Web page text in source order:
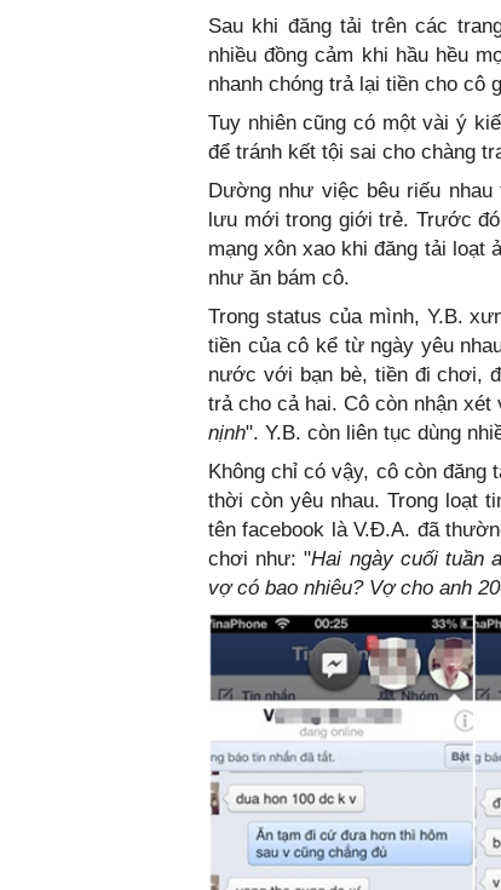
Sau khi đăng tải trên các
nhiều đồng cảm khi hầu hều
nhanh chóng trả lại tiền cho cô
Tuy nhiên cũng có một vài ý
để tránh kết tội sai cho chàng
Dường như việc bêu riếu
lưu mới trong giới trẻ. Trước
mạng xôn xao khi đăng tải loạt
như ăn bám cô.
Trong status của mình, Y.B.
tiền của cô kể từ ngày yêu
nước với bạn bè, tiền đi chơi,
trả cho cả hai. Cô còn nhận
nịnh". Y.B. còn liên tục dùng
Không chỉ có vậy, cô còn đăng
thời còn yêu nhau. Trong loạt
tên facebook là V.Đ.A. đã
chơi như: "Hai ngày cuối tuần
vợ có bao nhiêu? Vợ cho anh